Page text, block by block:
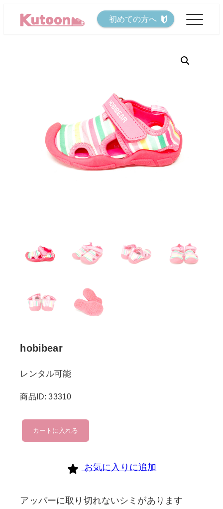
初めての方へ
hobibear
レンタル可能
商品ID: 33310
hobibear
個
カートに入れる
お気に入りに追加
アッパーに取り切れないシミがあります